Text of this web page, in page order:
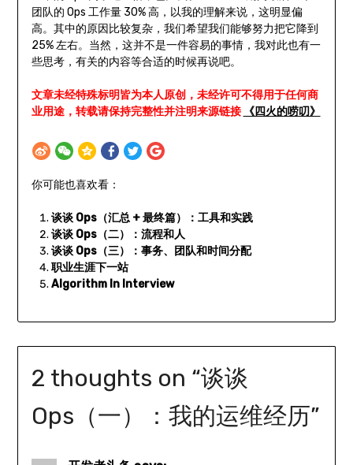
团队的 Ops 工作量 30% 高，以我的理解来说，这明显偏
高。其中的原因比较复杂，我们希望我们能够努力把它降到
25% 左右。当然，这并不是一件容易的事情，我对此也有一
些思考，有关的内容等合适的时候再说吧。
文章未经特殊标明皆为本人原创，未经许可不得用于任何商
业用途，转载请保持完整性并注明来源链接
《四火的唠叨》
你可能也喜欢看：
谈谈 Ops（汇总 + 最终篇）：工具和实践
谈谈 Ops（二）：流程和人
谈谈 Ops（三）：事务、团队和时间分配
职业生涯下一站
Algorithm In Interview
2 thoughts on “谈谈
Ops（一）：我的运维经历”